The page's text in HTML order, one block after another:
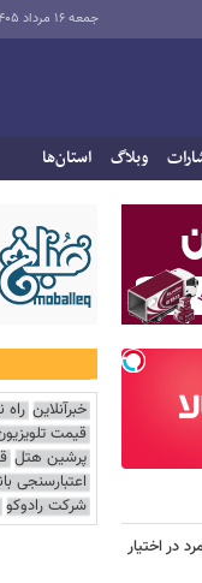
جمعه ۱۶ مرداد ۱۴۰۵
وبلاگ استان‌ها
در اختیار
خبرآنلاین راه
قیمت
پرشین هتل
اعتبارسنجی
شرکت رادوکو